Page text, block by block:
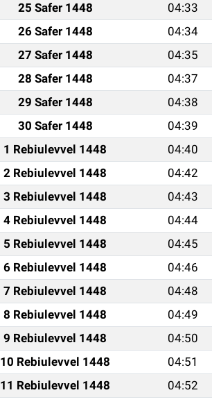
25 Safer 1448 04:33
26 Safer 1448 04:34
27 Safer 1448 04:35
28 Safer 1448 04:37
29 Safer 1448 04:38
30 Safer 1448 04:39
1 Rebiulevvel 1448 04:40
2 Rebiulevvel 1448 04:42
3 Rebiulevvel 1448 04:43
4 Rebiulevvel 1448 04:44
5 Rebiulevvel 1448 04:45
6 Rebiulevvel 1448 04:46
7 Rebiulevvel 1448 04:48
8 Rebiulevvel 1448 04:49
9 Rebiulevvel 1448 04:50
10 Rebiulevvel 1448 04:51
11 Rebiulevvel 1448 04:52